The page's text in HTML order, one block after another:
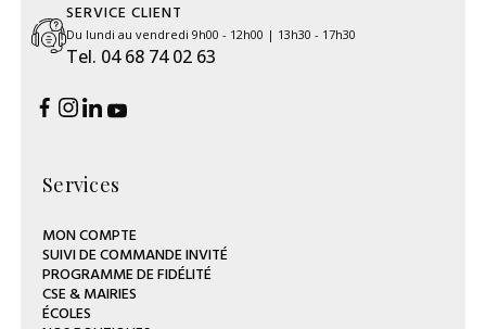
SERVICE CLIENT
Du lundi au vendredi 9h00 - 12h00 | 13h30 - 17h30
Tel. 04 68 74 02 63
Services
MON COMPTE
SUIVI DE COMMANDE INVITÉ
PROGRAMME DE FIDÉLITÉ
CSE & MAIRIES
ÉCOLES